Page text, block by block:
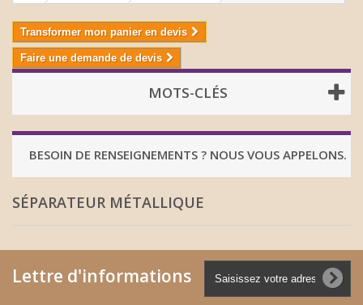
Transformer mon panier en devis
Faire une demande de devis
MOTS-CLÉS
BESOIN DE RENSEIGNEMENTS ? NOUS VOUS APPELONS.
SÉPARATEUR MÉTALLIQUE
Lettre d'informations